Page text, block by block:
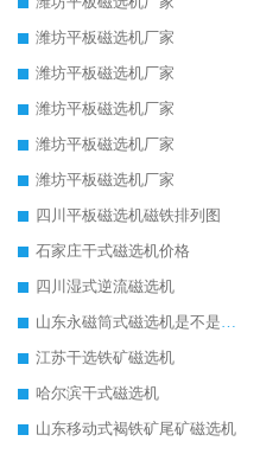
潍坊平板磁选机厂家
潍坊平板磁选机厂家
潍坊平板磁选机厂家
潍坊平板磁选机厂家
潍坊平板磁选机厂家
四川平板磁选机磁铁排列图
石家庄干式磁选机价格
四川湿式逆流磁选机
山东永磁筒式磁选机是不是强磁
江苏干选铁矿磁选机
哈尔滨干式磁选机
山东移动式褐铁矿尾矿磁选机